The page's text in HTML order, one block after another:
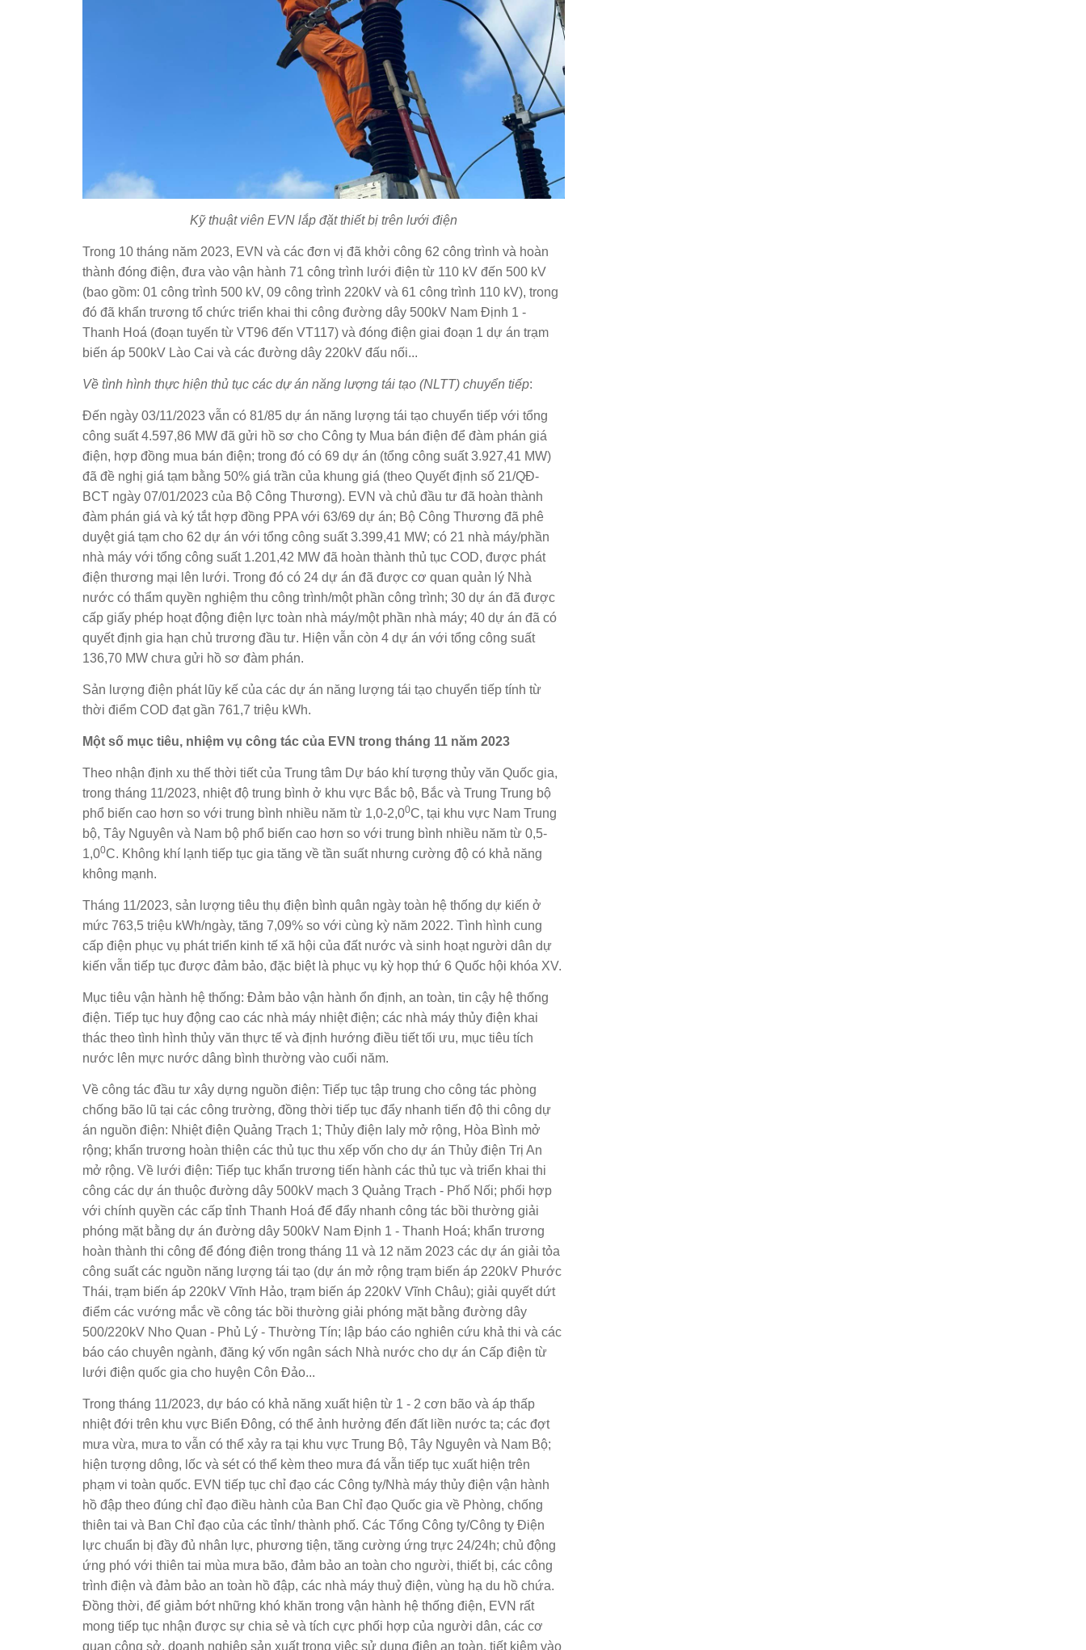
Kỹ thuật viên EVN lắp đặt thiết bị trên lưới điện
Trong 10 tháng năm 2023, EVN và các đơn vị đã khởi công 62 công trình và hoàn
thành đóng điện, đưa vào vận hành 71 công trình lưới điện từ 110 kV đến 500 kV
(bao gồm: 01 công trình 500 kV, 09 công trình 220kV và 61 công trình 110 kV), trong
đó đã khẩn trương tổ chức triển khai thi công đường dây 500kV Nam Định 1 -
Thanh Hoá (đoạn tuyến từ VT96 đến VT117) và đóng điện giai đoạn 1 dự án trạm
biến áp 500kV Lào Cai và các đường dây 220kV đấu nối...
Về tình hình thực hiện thủ tục các dự án năng lượng tái tạo (NLTT) chuyển tiếp:
Đến ngày 03/11/2023 vẫn có 81/85 dự án năng lượng tái tạo chuyển tiếp với tổng
công suất 4.597,86 MW đã gửi hồ sơ cho Công ty Mua bán điện để đàm phán giá
điện, hợp đồng mua bán điện; trong đó có 69 dự án (tổng công suất 3.927,41 MW)
đã đề nghị giá tạm bằng 50% giá trần của khung giá (theo Quyết định số 21/QĐ-
BCT ngày 07/01/2023 của Bộ Công Thương). EVN và chủ đầu tư đã hoàn thành
đàm phán giá và ký tắt hợp đồng PPA với 63/69 dự án; Bộ Công Thương đã phê
duyệt giá tạm cho 62 dự án với tổng công suất 3.399,41 MW; có 21 nhà máy/phần
nhà máy với tổng công suất 1.201,42 MW đã hoàn thành thủ tục COD, được phát
điện thương mại lên lưới. Trong đó có 24 dự án đã được cơ quan quản lý Nhà
nước có thẩm quyền nghiệm thu công trình/một phần công trình; 30 dự án đã được
cấp giấy phép hoạt động điện lực toàn nhà máy/một phần nhà máy; 40 dự án đã có
quyết định gia hạn chủ trương đầu tư. Hiện vẫn còn 4 dự án với tổng công suất
136,70 MW chưa gửi hồ sơ đàm phán.
Sản lượng điện phát lũy kế của các dự án năng lượng tái tạo chuyển tiếp tính từ
thời điểm COD đạt gần 761,7 triệu kWh.
Một số mục tiêu, nhiệm vụ công tác của EVN trong tháng 11 năm 2023
Theo nhận định xu thế thời tiết của Trung tâm Dự báo khí tượng thủy văn Quốc gia,
trong tháng 11/2023, nhiệt độ trung bình ở khu vực Bắc bộ, Bắc và Trung Trung bộ
phổ biến cao hơn so với trung bình nhiều năm từ 1,0-2,00C, tại khu vực Nam Trung
bộ, Tây Nguyên và Nam bộ phổ biến cao hơn so với trung bình nhiều năm từ 0,5-
1,00C. Không khí lạnh tiếp tục gia tăng về tần suất nhưng cường độ có khả năng
không mạnh.
Tháng 11/2023, sản lượng tiêu thụ điện bình quân ngày toàn hệ thống dự kiến ở
mức 763,5 triệu kWh/ngày, tăng 7,09% so với cùng kỳ năm 2022. Tình hình cung
cấp điện phục vụ phát triển kinh tế xã hội của đất nước và sinh hoạt người dân dự
kiến vẫn tiếp tục được đảm bảo, đặc biệt là phục vụ kỳ họp thứ 6 Quốc hội khóa XV.
Mục tiêu vận hành hệ thống: Đảm bảo vận hành ổn định, an toàn, tin cậy hệ thống
điện. Tiếp tục huy động cao các nhà máy nhiệt điện; các nhà máy thủy điện khai
thác theo tình hình thủy văn thực tế và định hướng điều tiết tối ưu, mục tiêu tích
nước lên mực nước dâng bình thường vào cuối năm.
Về công tác đầu tư xây dựng nguồn điện: Tiếp tục tập trung cho công tác phòng
chống bão lũ tại các công trường, đồng thời tiếp tục đẩy nhanh tiến độ thi công dự
án nguồn điện: Nhiệt điện Quảng Trạch 1; Thủy điện Ialy mở rộng, Hòa Bình mở
rộng; khẩn trương hoàn thiện các thủ tục thu xếp vốn cho dự án Thủy điện Trị An
mở rộng. Về lưới điện: Tiếp tục khẩn trương tiến hành các thủ tục và triển khai thi
công các dự án thuộc đường dây 500kV mạch 3 Quảng Trạch - Phố Nối; phối hợp
với chính quyền các cấp tỉnh Thanh Hoá để đẩy nhanh công tác bồi thường giải
phóng mặt bằng dự án đường dây 500kV Nam Định 1 - Thanh Hoá; khẩn trương
hoàn thành thi công để đóng điện trong tháng 11 và 12 năm 2023 các dự án giải tỏa
công suất các nguồn năng lượng tái tạo (dự án mở rộng trạm biến áp 220kV Phước
Thái, trạm biến áp 220kV Vĩnh Hảo, trạm biến áp 220kV Vĩnh Châu); giải quyết dứt
điểm các vướng mắc về công tác bồi thường giải phóng mặt bằng đường dây
500/220kV Nho Quan - Phủ Lý - Thường Tín; lập báo cáo nghiên cứu khả thi và các
báo cáo chuyên ngành, đăng ký vốn ngân sách Nhà nước cho dự án Cấp điện từ
lưới điện quốc gia cho huyện Côn Đảo...
Trong tháng 11/2023, dự báo có khả năng xuất hiện từ 1 - 2 cơn bão và áp thấp
nhiệt đới trên khu vực Biển Đông, có thể ảnh hưởng đến đất liền nước ta; các đợt
mưa vừa, mưa to vẫn có thể xảy ra tại khu vực Trung Bộ, Tây Nguyên và Nam Bộ;
hiện tượng dông, lốc và sét có thể kèm theo mưa đá vẫn tiếp tục xuất hiện trên
phạm vi toàn quốc. EVN tiếp tục chỉ đạo các Công ty/Nhà máy thủy điện vận hành
hồ đập theo đúng chỉ đạo điều hành của Ban Chỉ đạo Quốc gia về Phòng, chống
thiên tai và Ban Chỉ đạo của các tỉnh/ thành phố. Các Tổng Công ty/Công ty Điện
lực chuẩn bị đầy đủ nhân lực, phương tiện, tăng cường ứng trực 24/24h; chủ động
ứng phó với thiên tai mùa mưa bão, đảm bảo an toàn cho người, thiết bị, các công
trình điện và đảm bảo an toàn hồ đập, các nhà máy thuỷ điện, vùng hạ du hồ chứa.
Đồng thời, để giảm bớt những khó khăn trong vận hành hệ thống điện, EVN rất
mong tiếp tục nhận được sự chia sẻ và tích cực phối hợp của người dân, các cơ
quan công sở, doanh nghiệp sản xuất trong việc sử dụng điện an toàn, tiết kiệm vào